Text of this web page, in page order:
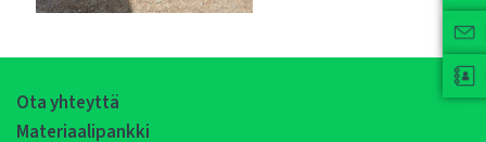
Ota yhteyttä
Materiaalipankki